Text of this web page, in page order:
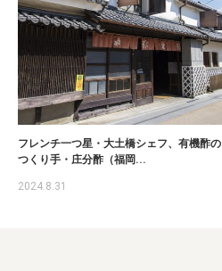
フレンチ一つ星・大土橋シェフ、有機酢の
つくり手・庄分酢（福岡...
2024.8.31